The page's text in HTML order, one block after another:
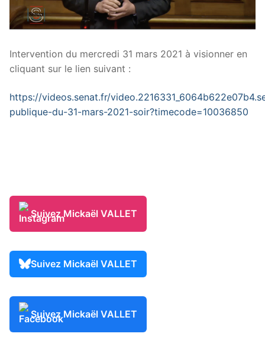
Intervention du mercredi 31 mars 2021 à visionner en
cliquant sur le lien suivant :
https://videos.senat.fr/
publique-du-31-mars-2021-soir?timecode=10036850
Suivez Mickaël VALLET
Suivez Mickaël VALLET
Suivez Mickaël VALLET